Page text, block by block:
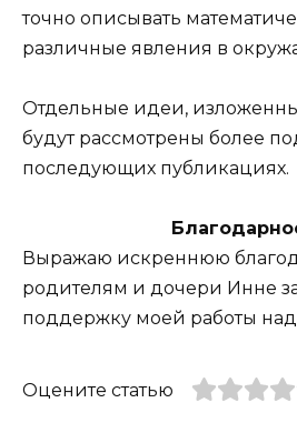
точно описывать
различные явления в
Отдельные идеи,
будут рассмотрены более
последующих публикациях.
Выражаю искреннюю
родителям и дочери Инне
поддержку моей работы
Оцените статью